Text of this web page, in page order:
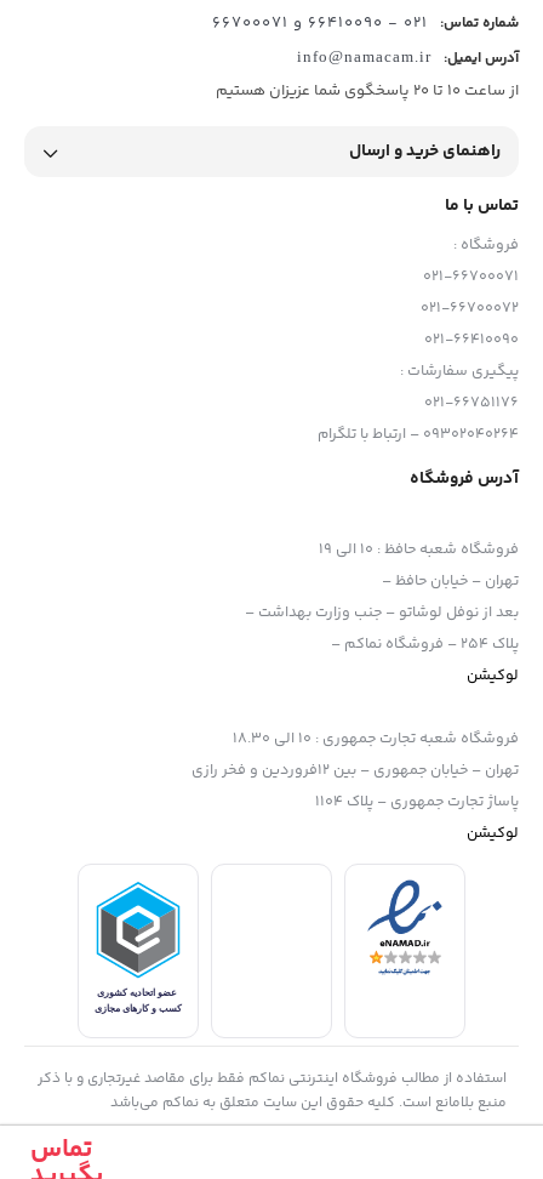
تماس
شماره تماس: 021 - 66410090 و 66700071
آدرس ایمیل: info@namacam.ir
از ساعت 10 تا 20 پاسخگوی شما عزیزان هستیم
راهنمای خرید و ارسال
تماس با ما
فروشگاه :
021-66700071
021-66700072
021-66410090
پیگیری سفارشات :
021-66751176
09302040264 – ارتباط با تلگرام
آدرس فروشگاه
فروشگاه شعبه حافظ: 10 الی 19
تهران – خیابان حافظ –
بعد از نوفل لوشاتو – جنب وزارت بهداشت –
پلاک 254 – فروشگاه نماکم –
لوکیشن
فروشگاه شعبه تجارت جمهوری : 10 الی 18.30
تهران – خیابان جمهوری – بین 12فروردین و فخر رازی
پاساژ تجارت جمهوری – پلاک 1104
لوکیشن
استفاده از مطالب فروشگاه اینترنتی نماکم فقط برای مقاصد غیرتجاری و با ذکر
منبع بلامانع است. کلیه حقوق این سایت متعلق به نماکم می‌باشد